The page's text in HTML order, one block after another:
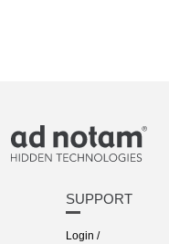
SUPPORT
Login /